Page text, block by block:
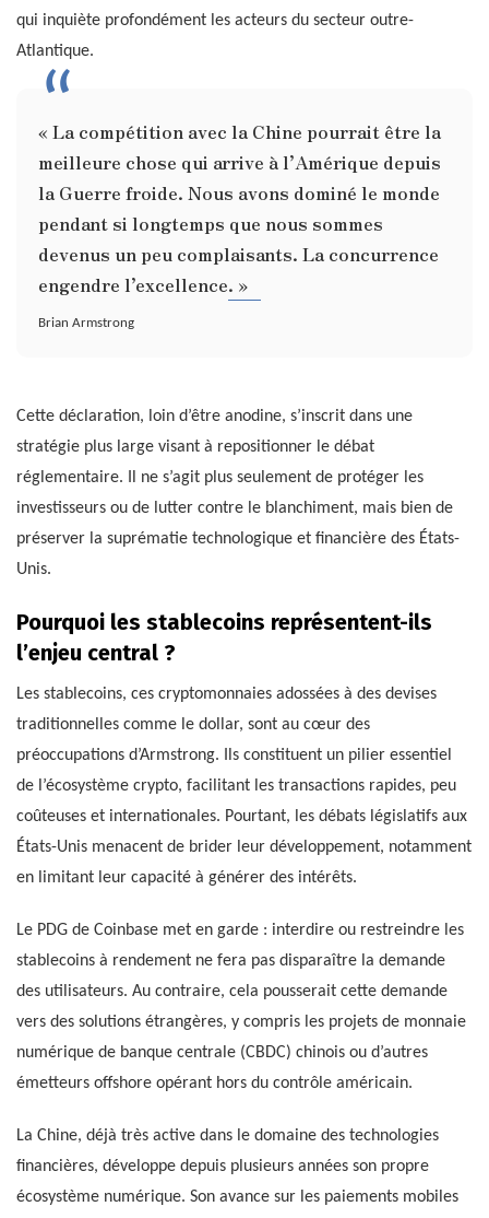
qui inquiète profondément les acteurs du secteur outre-
Atlantique.
« La compétition avec la Chine pourrait être la
meilleure chose qui arrive à l’Amérique depuis
la Guerre froide. Nous avons dominé le monde
pendant si longtemps que nous sommes
devenus un peu complaisants. La concurrence
engendre l’excellence. »
Brian Armstrong
Cette déclaration, loin d’être anodine, s’inscrit dans une
stratégie plus large visant à repositionner le débat
réglementaire. Il ne s’agit plus seulement de protéger les
investisseurs ou de lutter contre le blanchiment, mais bien de
préserver la suprématie technologique et financière des États-
Unis.
Pourquoi les stablecoins représentent-ils
l’enjeu central ?
Les stablecoins, ces cryptomonnaies adossées à des devises
traditionnelles comme le dollar, sont au cœur des
préoccupations d’Armstrong. Ils constituent un pilier essentiel
de l’écosystème crypto, facilitant les transactions rapides, peu
coûteuses et internationales. Pourtant, les débats législatifs aux
États-Unis menacent de brider leur développement, notamment
en limitant leur capacité à générer des intérêts.
Le PDG de Coinbase met en garde : interdire ou restreindre les
stablecoins à rendement ne fera pas disparaître la demande
des utilisateurs. Au contraire, cela pousserait cette demande
vers des solutions étrangères, y compris les projets de monnaie
numérique de banque centrale (CBDC) chinois ou d’autres
émetteurs offshore opérant hors du contrôle américain.
La Chine, déjà très active dans le domaine des technologies
financières, développe depuis plusieurs années son propre
écosystème numérique. Son avance sur les paiements mobiles